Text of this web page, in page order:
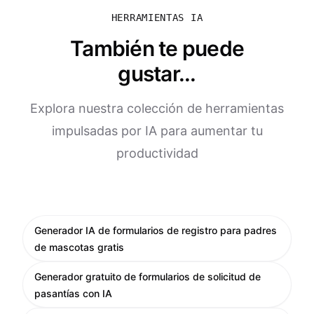
HERRAMIENTAS IA
También te puede
gustar...
Explora nuestra colección de herramientas
impulsadas por IA para aumentar tu
productividad
Generador IA de formularios de registro para padres
de mascotas gratis
Generador gratuito de formularios de solicitud de
pasantías con IA